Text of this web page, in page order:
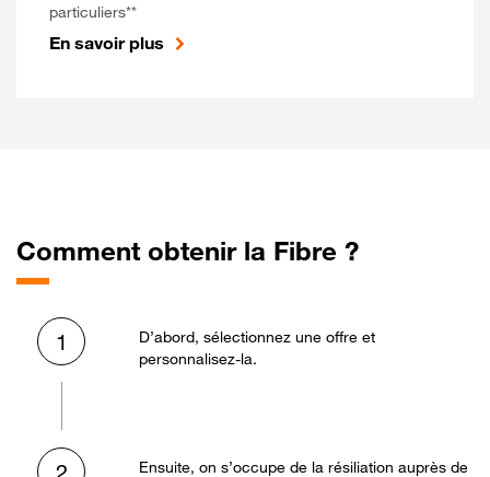
particuliers**
En savoir plus
Comment obtenir la Fibre ?
1
D’abord, sélectionnez une offre et
personnalisez-la.
Ensuite, on s’occupe de la résiliation auprès de